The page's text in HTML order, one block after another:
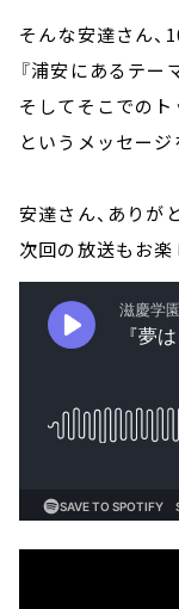
そんな安達さん、
『浦安にあるテー
そしてそこでのト
というメッセージ
安達さん、ありが
次回の放送もお楽